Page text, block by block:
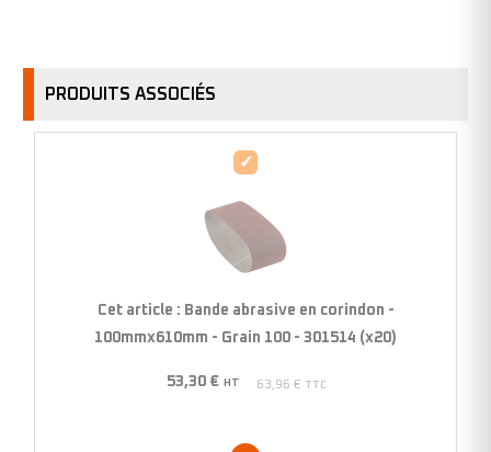
PRODUITS ASSOCIÉS
Bande
corindon
-
100
Cet article : Bande abrasive en corindon -
100mmx610mm - Grain 100 - 301514 (x20)
53,30 € HT 63,96 €